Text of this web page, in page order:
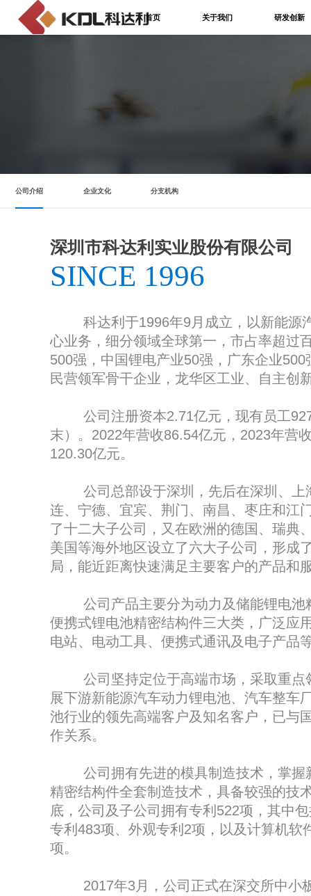
首页 关于我们 研发创新
公司介绍 企业文化 分支机构
深圳市科达利实业股份有限公司
SINCE 1996
科达利于1996年9月成立，以新能源
心业务，细分领域全球第一，市占率超过
500强，中国锂电产业50强，广东企业
民营领军骨干企业，龙华区工业、自主创
公司注册资本2.71亿元，现有员工
末）。2022年营收86.54亿元，2023年营
120.30亿元。
公司总部设于深圳，先后在深圳、上
连、宁德、宜宾、荆门、南昌、枣庄和江
了十二大子公司，又在欧洲的德国、瑞典
美国等海外地区设立了六大子公司，形成
局，能近距离快速满足主要客户的产品和
公司产品主要分为动力及储能锂电池
便携式锂电池精密结构件三大类，广泛应
电站、电动工具、便携式通讯及电子产品
公司坚持定位于高端市场，采取重点
展下游新能源汽车动力锂电池、汽车整车
池行业的领先高端客户及知名客户，已与
作关系。
公司拥有先进的模具制造技术，掌握
精密结构件全套制造技术，具备较强的技
底，公司及子公司拥有专利522项，其中
专利483项、外观专利2项，以及计算机软
项。
2017年3月，公司正式在深交所中小